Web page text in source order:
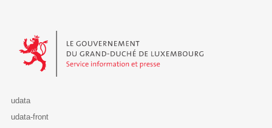
Le Gouvernement du Grand-Duché de Luxembourg - Service
udata
udata-front